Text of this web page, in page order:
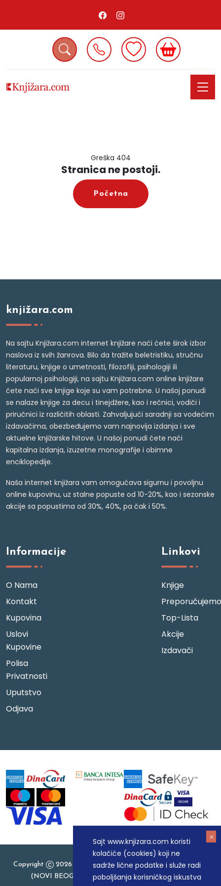
Sajt www.knjizara.com koristi
kolačiće (cookies) koji ne
sadrže lične podatke i služe radi
poboljšanja korisničkog iskustva
Greška 404
Stranica ne postoji.
Početna
knjižara.com
Na sajtu Knjižara.com internet knjižare naći ćete širok izbor
naslova iz svih žanrova. Bilo da tražite beletristiku, stručnu
literaturu, knjige o umetnosti, filozofiji, psihologiji ili
popularnoj psihologiji, na sajtu Knjižara.com online knjižare
ćete naći sve knjige koje su vam potrebne. U našoj ponudi
se nalaze knjige za decu i tinejdžere, kao i rečnici, vodiči i
priručnici iz različitih oblasti. Zahvaljujući saradnji sa vodećim
izdavačima, obezbeđujemo vam najnovija izdanja i sve
aktuelne knjižarske hitove. U našoj ponudi ćete naći
kapitalna izdanja, izuzetne monografije i obimne
enciklopedije.
Naša internet knjižara vam omogućava sigurnu i povoljnu
online kupovinu, uz stalne popuste od 10-20%, kao i sezonske
akcije sa popustima od 30%, 40%, pa čak i 50%.
Informacije
O Nama
Kontakt
Kupovina
Uslovi
Kupovine
Polisa
Privatnosti
Uputstvo
Odjava
Linkovi
Knjige
Preporučujemo
Top-Lista
Akcije
Izdavači
Copyright
2026 Knjizara.com - MAKART DOO BEOGRAD
(NOVI BEOGRAD), PIB: 105184104, MB: 20337524